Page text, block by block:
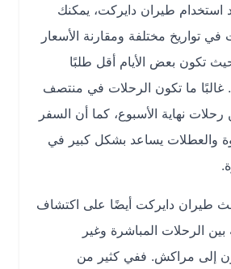
طيران دايركت، يمكنك
مختلفة ومقارنة الأسعار
بعض الأيام أقل طلبًا
ما تكون الرحلات في منتصف
الأسبوع، كما أن السفر
يساعد بشكل كبير في
دايركت أيضًا على اكتشاف
المباشرة وغير
مراكش. ففي كثير من